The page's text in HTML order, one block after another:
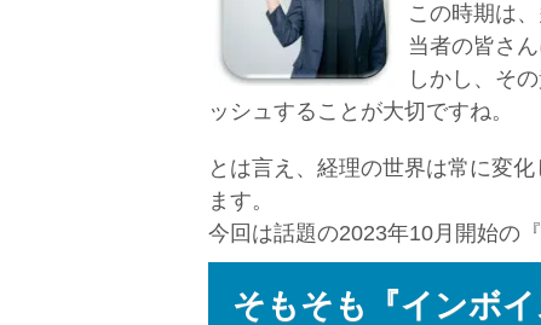
この時期は
当者の皆さ
しかし、そ
ッシュすることが大切ですね。
とは言え、経理の世界は常に変
ます。
今回は話題の2023年10月開始の
そもそも『インボ